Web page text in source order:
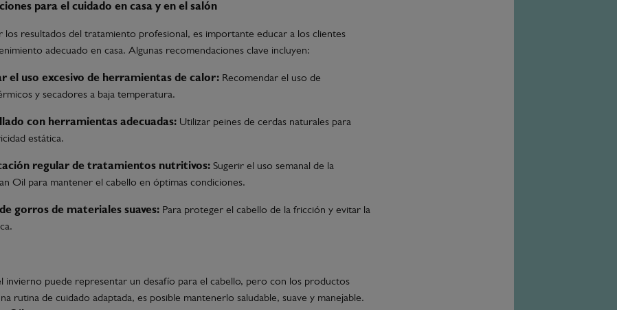
para el cuidado en casa y en el salón
los resultados del tratamiento profesional, es importante educar a los clientes
adecuado en casa. Algunas recomendaciones clave incluyen:
el uso excesivo de herramientas de calor: Recomendar el uso de
y secadores a baja temperatura.
con herramientas adecuadas: Utilizar peines de cerdas naturales para
estática.
regular de tratamientos nutritivos: Sugerir el uso semanal de la
Oil para mantener el cabello en óptimas condiciones.
gorros de materiales suaves: Para proteger el cabello de la fricción y evitar la
invierno puede representar un desafío para el cabello, pero con los productos
rutina de cuidado adaptada, es posible mantenerlo saludable, suave y manejable.